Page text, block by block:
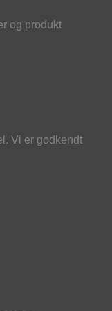
og produkt
Vi er godkendt